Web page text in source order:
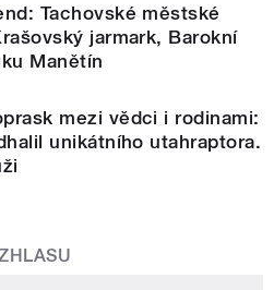
Tachovské městské
jarmark, Barokní
Manětín
mezi vědci i rodinami:
unikátního utahraptora.